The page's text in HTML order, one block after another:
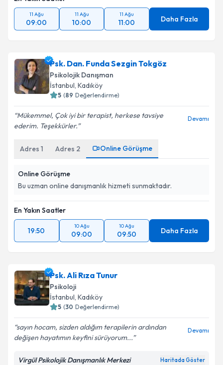
11 Ağu
09:00
11 Ağu
10:00
11 Ağu
11:00 Daha Fazla
Psk. Dan. Funda Sezgin Tokgöz
Psikolojik Danışman
İstanbul, Kadıköy
5 (89 Değerlendirme)
Mükemmel, Çok iyi bir terapist, herkese tavsiye
ederim. Teşekkürler.
Devamı
Adres 1 Adres 2 Online Görüşme
Online Görüşme
Bu uzman online danışmanlık hizmeti sunmaktadır.
En Yakın Saatler
19:50
10 Ağu
09:00
10 Ağu
09:50 Daha Fazla
Psk. Ali Rıza Tunur
Psikoloji
İstanbul, Kadıköy
5 (30 Değerlendirme)
sayın hocam, sizden aldığım terapilerin ardından
değişen hayatımın keyfini sürüyorum...
Devamı
Virgül Psikolojik Danışmanlık Merkezi Haritada Göster